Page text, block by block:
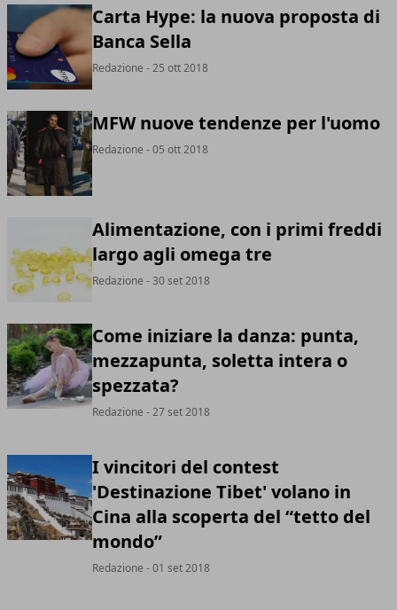
Carta Hype: la nuova proposta di
Banca Sella
Redazione - 25 ott 2018
MFW nuove tendenze per l'uomo
Redazione - 05 ott 2018
Alimentazione, con i primi freddi
largo agli omega tre
Redazione - 30 set 2018
Come iniziare la danza: punta,
mezzapunta, soletta intera o
spezzata?
Redazione - 27 set 2018
I vincitori del contest
'Destinazione Tibet' volano in
Cina alla scoperta del “tetto del
mondo”
Redazione - 01 set 2018